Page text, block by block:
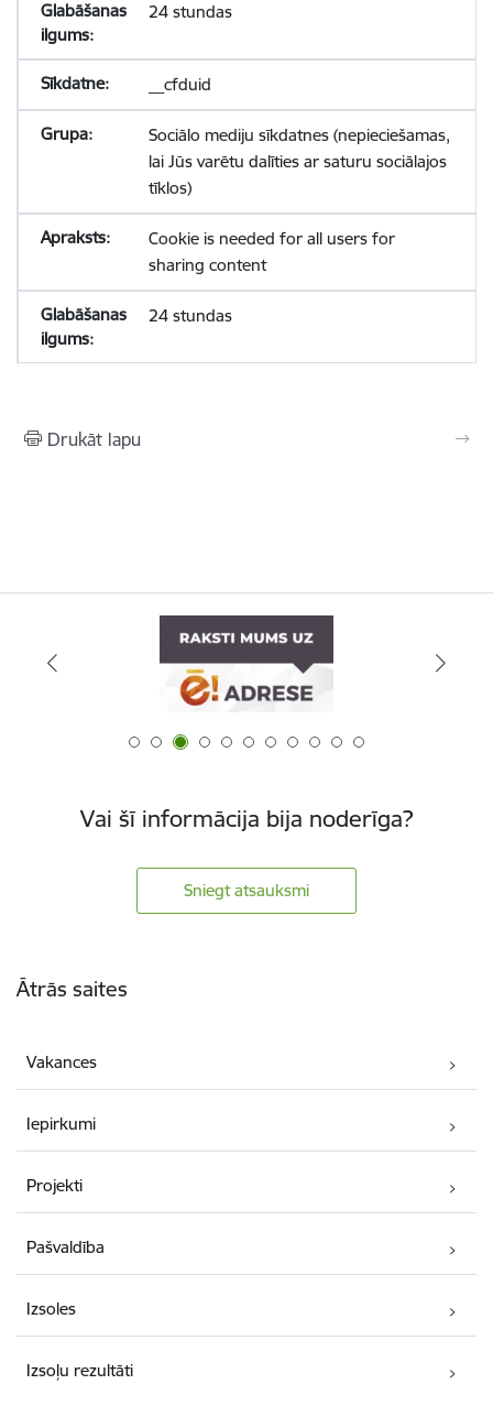
24 stundas
__cfduid
Sociālo mediju sīkdatnes (nepieciešamas,
lai Jūs varētu dalīties ar saturu sociālajos
tīklos)
Cookie is needed for all users for
sharing content
24 stundas
Drukāt lapu
Vai šī informācija bija noderīga?
Sniegt atsauksmi
Ātrās saites
Vakances
Iepirkumi
Projekti
Pašvaldība
Izsoles
Izsoļu rezultāti